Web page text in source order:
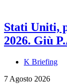
Stati Uniti,
2026. Giù
K Briefing
7 Agosto 2026